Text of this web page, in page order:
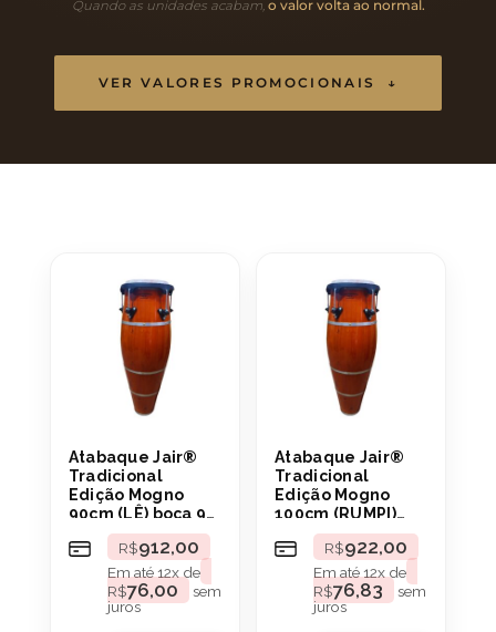
Quando as unidades acabam, o valor volta ao normal.
VER VALORES PROMOCIONAIS ↓
Atabaque Jair®
Tradicional
Edição Mogno
90cm (LÊ) boca 9″
Aro Confortável
R$912,00
Em até12x de
R$76,00
sem
juros
Atabaque Jair®
Tradicional
Edição Mogno
100cm (RUMPI)
boca 9″ Aro
Confortável
R$922,00
Em até12x de
R$76,83
sem
juros